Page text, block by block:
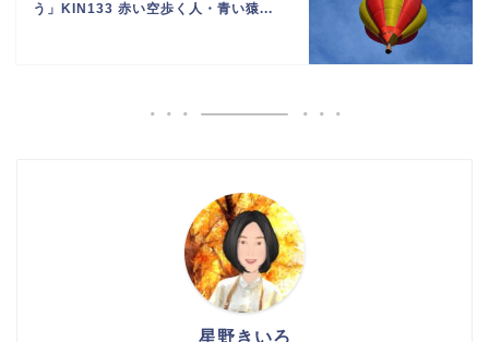
う」KIN133 赤い空歩く人・青い猿...
星野きいろ